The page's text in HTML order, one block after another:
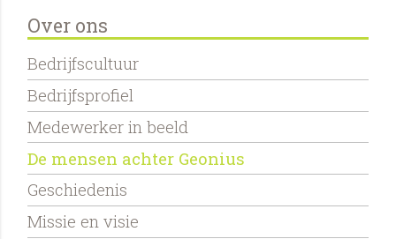
Over ons
Bedrijfscultuur
Bedrijfsprofiel
Medewerker in beeld
De mensen achter Geonius
Geschiedenis
Missie en visie